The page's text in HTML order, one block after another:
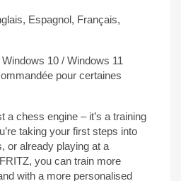
Espagnol, Français,
10 / Windows 11
pour certaines
a chess engine – it’s a training
taking your first steps into
or already playing at a
you can train more
with a more personalised